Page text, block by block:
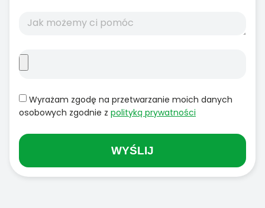
Wyrażam zgodę na przetwarzanie moich danych
osobowych zgodnie z polityką prywatności
WYŚLIJ